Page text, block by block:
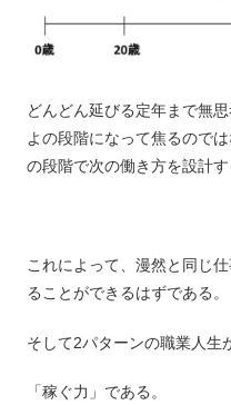
どんどん延びる定年まで無
よの段階になって焦るので
の段階で次の働き方を設計す
これによって、漫然と同じ
ることができるはずである。
そして2パターンの職業人生
「稼ぐ力」である。